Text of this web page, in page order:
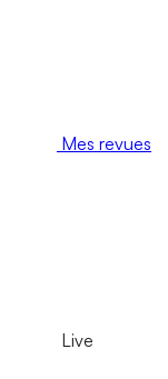
Mes revues
Live